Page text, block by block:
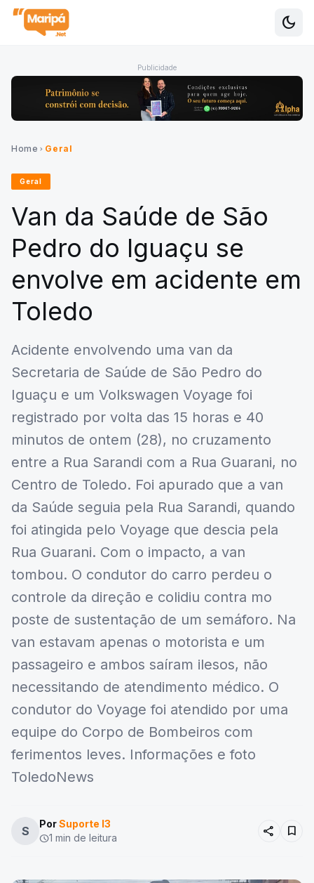
dark_mode
Publicidade
Home chevron_right Geral
Geral
Van da Saúde de São
Pedro do Iguaçu se
envolve em acidente em
Toledo
Acidente envolvendo uma van da
Secretaria de Saúde de São Pedro do
Iguaçu e um Volkswagen Voyage foi
registrado por volta das 15 horas e 40
minutos de ontem (28), no cruzamento
entre a Rua Sarandi com a Rua Guarani, no
Centro de Toledo. Foi apurado que a van
da Saúde seguia pela Rua Sarandi, quando
foi atingida pelo Voyage que descia pela
Rua Guarani. Com o impacto, a van
tombou. O condutor do carro perdeu o
controle da direção e colidiu contra mo
poste de sustentação de um semáforo. Na
van estavam apenas o motorista e um
passageiro e ambos saíram ilesos, não
necessitando de atendimento médico. O
condutor do Voyage foi atendido por uma
equipe do Corpo de Bombeiros com
ferimentos leves. Informações e foto
ToledoNews
S
PorSuporte I3
schedule1 min de leitura share bookmark